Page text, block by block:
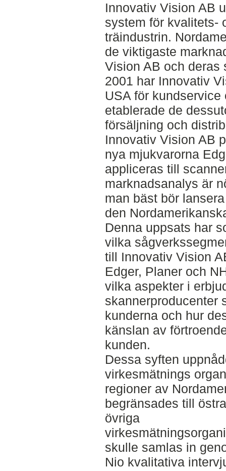
Innovativ Vision AB
system för kvalitets-
träindustrin.
de viktigaste
Vision AB och deras
2001 har Innovativ
USA för
etablerade de
försäljning och
Innovativ Vision AB
nya mjukvarorna
appliceras till
marknadsanalys är
man bäst bör
den
Denna uppsats har
vilka
till Innovativ Vision
Edger, Planer och
vilka aspekter i
skannerproducenter
kunderna och hur
känslan av
kunden.
Dessa syften
virkesmätnings
regioner av
begränsades till
övriga
skulle samlas in
Nio kvalitativa